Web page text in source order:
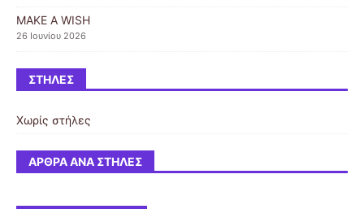
MAKE A WISH
26 Ιουνίου 2026
ΣΤΉΛΕΣ
Χωρίς στήλες
ΆΡΘΡΑ ΑΝΆ ΣΤΉΛΕΣ